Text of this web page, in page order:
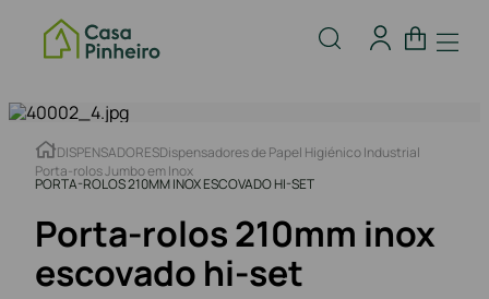
DISPENSADORESDispensadores de Papel Higiénico Industrial
Porta-rolos Jumbo em Inox
PORTA-ROLOS 210MM INOX ESCOVADO HI-SET
Porta-rolos 210mm inox
escovado hi-set